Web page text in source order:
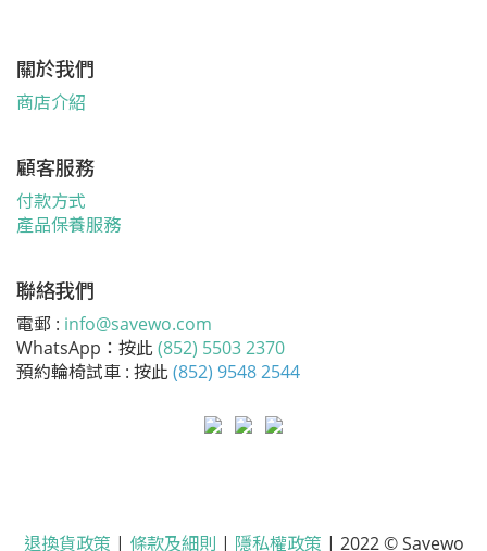
關於我們
商店介紹
顧客服務
付款方式
產品保養服務
聯絡我們
電郵 : info@savewo.com
WhatsApp：按此 (852) 5503 2370
預約輪椅試車 : 按此 (852) 9548 2544
退換貨政策 | 條款及細則 | 隱私權政策 | 2022 © Savewo